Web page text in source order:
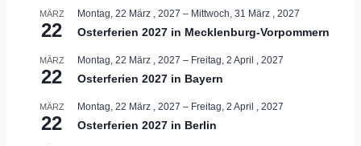
MÄRZ
22
Montag, 22 März , 2027 – Mittwoch, 31 März , 2027
Osterferien 2027 in Mecklenburg-Vorpommern
MÄRZ
22
Montag, 22 März , 2027 – Freitag, 2 April , 2027
Osterferien 2027 in Bayern
MÄRZ
22
Montag, 22 März , 2027 – Freitag, 2 April , 2027
Osterferien 2027 in Berlin